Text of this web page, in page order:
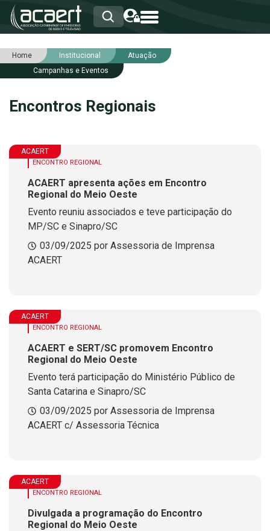
HOME
INSTITUCIONAL
RCA
SERVIÇOS
INTEGRIDADE
Home Institucional
Atuação
Campanhas e Eventos
Encontros Regionais
ACAERT
ENCONTRO REGIONAL
ACAERT apresenta ações em Encontro
Regional do Meio Oeste
Evento reuniu associados e teve participação do
MP/SC e Sinapro/SC
03/09/2025 por Assessoria de Imprensa
ACAERT
ACAERT
ENCONTRO REGIONAL
ACAERT e SERT/SC promovem Encontro
Regional do Meio Oeste
Evento terá participação do Ministério Público de
Santa Catarina e Sinapro/SC
03/09/2025 por Assessoria de Imprensa
ACAERT c/ Assessoria Técnica
ACAERT
ENCONTRO REGIONAL
Divulgada a programação do Encontro
Regional do Meio Oeste